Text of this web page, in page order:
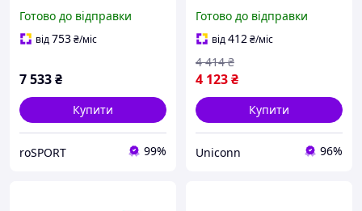
008)
Готово до відправки
від753₴/міс
7 533₴
Купити
roSPORT 99%
Готово до відправки
від412₴/міс
4 123₴
4 414 ₴
Купити
Uniconn 96%